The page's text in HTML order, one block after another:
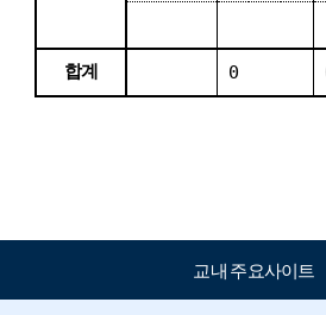
합계 0
교내 주요사이트